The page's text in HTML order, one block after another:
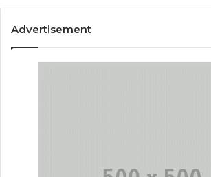
Advertisement